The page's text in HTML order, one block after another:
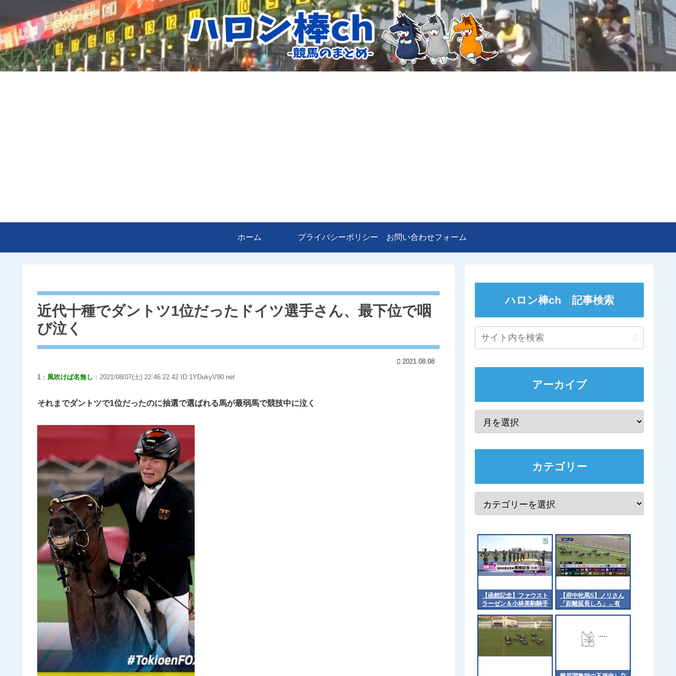
ホーム プライバシーポリシー お問い合わせフォーム
近代十種でダントツ1位だったドイツ選手さん、最下位で咽
び泣く
2021.08.08
1： 風吹けば名無し ：2021/08/07(土) 22:46:22.42 ID:1YDukyV90.net
それまでダントツで1位だったのに抽選で選ばれる馬が最弱馬で競技中に泣く
ハロン棒ch 記事検索
アーカイブ
カテゴリー
【函館記念】ファウスト
ラーゼン＆小林美駒騎手
のまくりｷﾀ━━━━(ﾟ
∀ﾟ)━━━━!!
【府中牝馬S】ノリさん
「距離延長しろ」←有
能 他